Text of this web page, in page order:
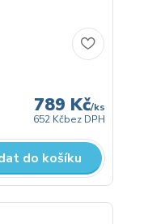
789 Kč/ks
652 Kčbez DPH
do košíku